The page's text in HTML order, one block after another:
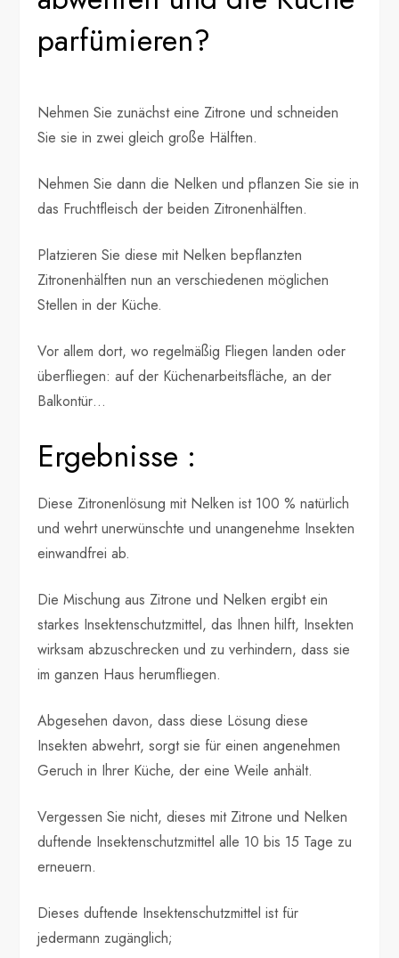
parfümieren?
Nehmen Sie zunächst eine Zitrone und schneiden
Sie sie in zwei gleich große Hälften.
Nehmen Sie dann die Nelken und pflanzen Sie sie in
das Fruchtfleisch der beiden Zitronenhälften.
Platzieren Sie diese mit Nelken bepflanzten
Zitronenhälften nun an verschiedenen möglichen
Stellen in der Küche.
Vor allem dort, wo regelmäßig Fliegen landen oder
überfliegen: auf der Küchenarbeitsfläche, an der
Balkontür…
Ergebnisse :
Diese Zitronenlösung mit Nelken ist 100 % natürlich
und wehrt unerwünschte und unangenehme Insekten
einwandfrei ab.
Die Mischung aus Zitrone und Nelken ergibt ein
starkes Insektenschutzmittel, das Ihnen hilft, Insekten
wirksam abzuschrecken und zu verhindern, dass sie
im ganzen Haus herumfliegen.
Abgesehen davon, dass diese Lösung diese
Insekten abwehrt, sorgt sie für einen angenehmen
Geruch in Ihrer Küche, der eine Weile anhält.
Vergessen Sie nicht, dieses mit Zitrone und Nelken
duftende Insektenschutzmittel alle 10 bis 15 Tage zu
erneuern.
Dieses duftende Insektenschutzmittel ist für
jedermann zugänglich;